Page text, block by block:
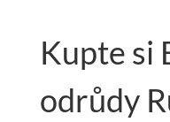
Kupte si
odrůdy